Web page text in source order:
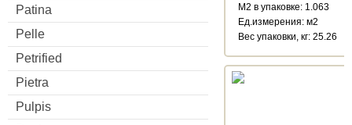
Patina
Pelle
Petrified
Pietra
Pulpis
М2 в упаковке: 1.063
Ед.измерения: м2
Веc упаковки, кг: 25.26